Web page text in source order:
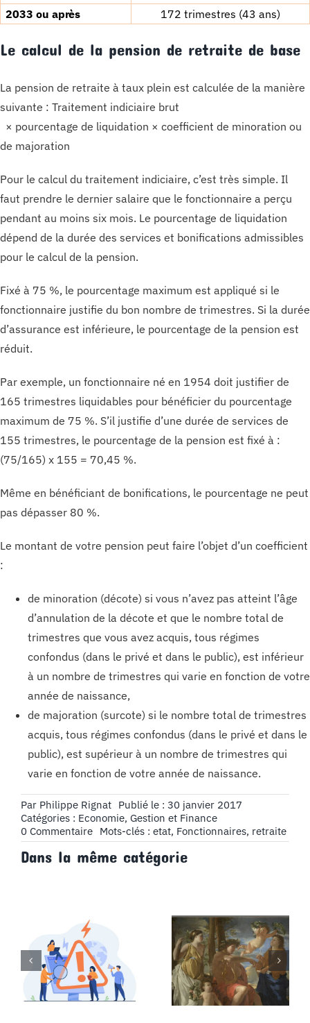
2033 ou après 172 trimestres (43 ans)
Le calcul de la pension de retraite de base
La pension de retraite à taux plein est calculée de la manière
suivante : Traitement indiciaire brut
× pourcentage de liquidation × coefficient de minoration ou
de majoration
Pour le calcul du traitement indiciaire, c’est très simple. Il
faut prendre le dernier salaire que le fonctionnaire a perçu
pendant au moins six mois. Le pourcentage de liquidation
dépend de la durée des services et bonifications admissibles
pour le calcul de la pension.
Fixé à 75 %, le pourcentage maximum est appliqué si le
fonctionnaire justifie du bon nombre de trimestres. Si la durée
d’assurance est inférieure, le pourcentage de la pension est
réduit.
Par exemple, un fonctionnaire né en 1954 doit justifier de
165 trimestres liquidables pour bénéficier du pourcentage
maximum de 75 %. S’il justifie d’une durée de services de
155 trimestres, le pourcentage de la pension est fixé à :
(75/165) x 155 = 70,45 %.
Même en bénéficiant de bonifications, le pourcentage ne peut
pas dépasser 80 %.
Le montant de votre pension peut faire l’objet d’un coefficient
:
de minoration (décote) si vous n’avez pas atteint l’âge
d’annulation de la décote et que le nombre total de
trimestres que vous avez acquis, tous régimes
confondus (dans le privé et dans le public), est inférieur
à un nombre de trimestres qui varie en fonction de votre
année de naissance,
de majoration (surcote) si le nombre total de trimestres
acquis, tous régimes confondus (dans le privé et dans le
public), est supérieur à un nombre de trimestres qui
varie en fonction de votre année de naissance.
Par Philippe Rignat Publié le : 30 janvier 2017
Catégories : Economie, Gestion et Finance
0 Commentaireon
La
retraite
Mots-clés : etat, Fonctionnaires, retraite
Dans la même catégorie
(Document
Unique
d’Évaluation
des Risques
Professionnels)
Le 25e
Printemps